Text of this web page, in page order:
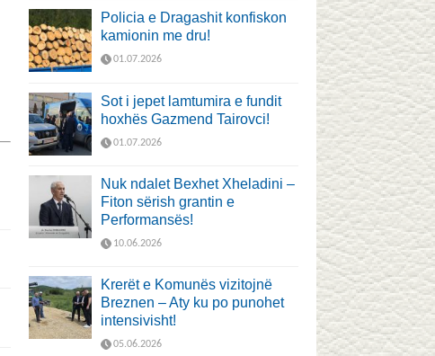
Policia e Dragashit konfiskon
kamionin me dru!
01.07.2026
Sot i jepet lamtumira e fundit
hoxhës Gazmend Tairovci!
01.07.2026
Nuk ndalet Bexhet Xheladini –
Fiton sërish grantin e
Performansës!
10.06.2026
Krerët e Komunës vizitojnë
Breznen – Aty ku po punohet
intensivisht!
05.06.2026